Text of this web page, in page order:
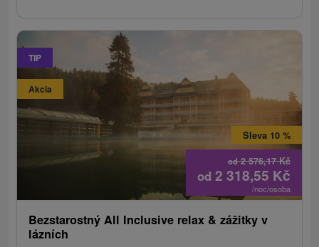
TIP
Akcia
od2 576,17Kč
Sleva 10 %
od 2 318,55 Kč
/noc/osoba
Bezstarostný All Inclusive relax & zážitky v
lázních